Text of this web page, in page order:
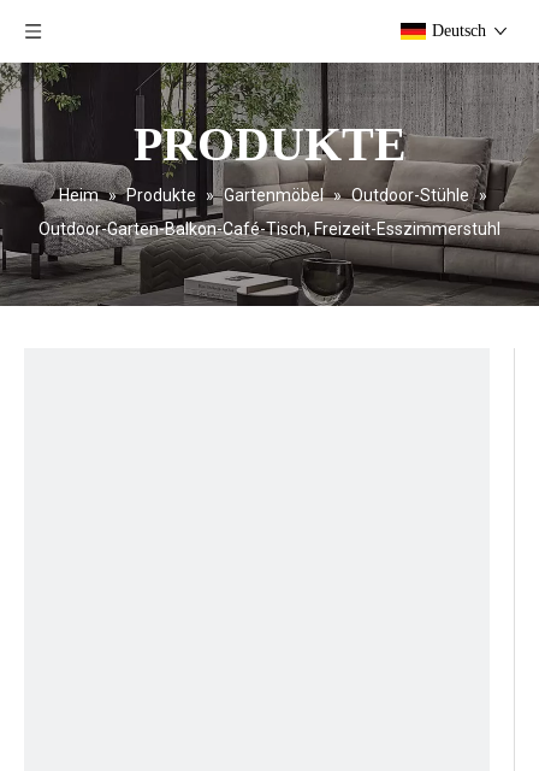
Deutsch
PRODUKTE
Heim » Produkte » Gartenmöbel » Outdoor-Stühle »
Outdoor-Garten-Balkon-Café-Tisch, Freizeit-Esszimmerstuhl